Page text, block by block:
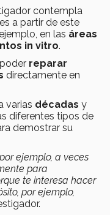
contempla
a partir de este
en las áreas
in vitro.
reparar
directamente en
varias décadas y
diferentes tipos de
demostrar su
ejemplo, a veces
para
te interesa hacer
por ejemplo,